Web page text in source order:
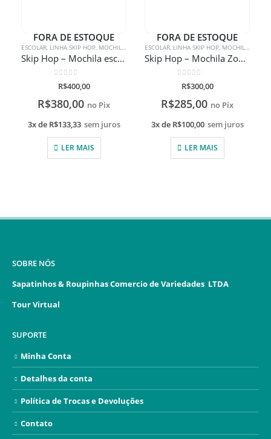
FORA DE ESTOQUE
ESCOLAR, LINHA SKIP HOP, MOCHILAS MOCHILAS
Skip Hop – Mochila escolar Zoo unicórnio
de 5
R$400,00
R$380,00 no Pix
3x de R$133,33 sem juros
LER MAIS
FORA DE ESTOQUE
ESCOLAR, LINHA SKIP HOP, MOCHILAS
Skip Hop – Mochila Zoo Baleia Narval
de 5
R$300,00
R$285,00 no Pix
3x de R$100,00 sem juros
LER MAIS
SOBRE NÓS
Sapatinhos & Roupinhas Comercio de Variedades LTDA
Tour Virtual
SUPORTE
Minha Conta
Detalhes da conta
Política de Trocas e Devoluções
Contato